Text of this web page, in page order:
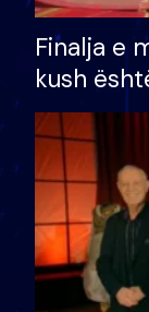
Finalja e
kush
shtëpinë
të fituar